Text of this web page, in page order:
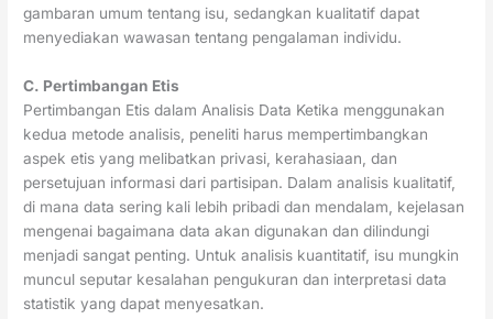
gambaran umum tentang isu, sedangkan kualitatif dapat
menyediakan wawasan tentang pengalaman individu.
C. Pertimbangan Etis
Pertimbangan Etis dalam Analisis Data Ketika menggunakan
kedua metode analisis, peneliti harus mempertimbangkan
aspek etis yang melibatkan privasi, kerahasiaan, dan
persetujuan informasi dari partisipan. Dalam analisis kualitatif,
di mana data sering kali lebih pribadi dan mendalam, kejelasan
mengenai bagaimana data akan digunakan dan dilindungi
menjadi sangat penting. Untuk analisis kuantitatif, isu mungkin
muncul seputar kesalahan pengukuran dan interpretasi data
statistik yang dapat menyesatkan.